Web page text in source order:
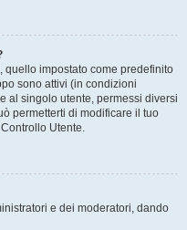
quello impostato come predefinito
sono attivi (in condizioni
al singolo utente, permessi diversi
permetterti di modificare il tuo
Utente.
e dei moderatori, dando